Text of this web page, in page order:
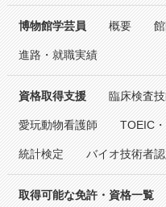
博物館学芸員 概要
進路・就職実績
資格取得支援 臨床検査
愛玩動物看護師 TOEIC
統計検定 バイオ技術者
取得可能な免許・資格一覧